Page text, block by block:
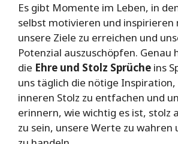
Es gibt Momente im Leben, in
selbst motivieren und inspirieren
unsere Ziele zu erreichen und
Potenzial auszuschöpfen. Genau
die Ehre und Stolz Sprüche ins
uns täglich die nötige
inneren Stolz zu entfachen und
erinnern, wie wichtig es ist, stolz
zu sein, unsere Werte zu